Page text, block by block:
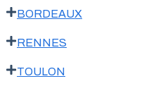
BORDEAUX
RENNES
TOULON